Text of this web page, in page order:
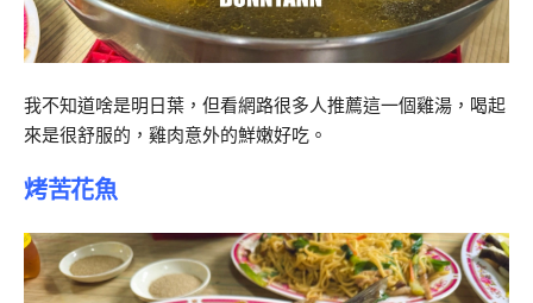
我不知道啥是明日葉，但看網路很多人推薦這一個雞湯，喝起
來是很舒服的，雞肉意外的鮮嫩好吃。
烤苦花魚